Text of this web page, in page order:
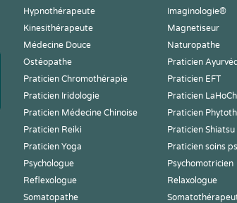
Hypnothérapeute
Imaginologie®
Kinesithérapeute
Magnetiseur
Médecine Douce
Naturopathe
Ostéopathe
Praticien
Praticien Chromothérapie
Praticien EFT
Praticien Iridologie
Praticien
Praticien Médecine Chinoise
Praticien
Praticien Reiki
Praticien Shiatsu
Praticien Yoga
Praticien soins
Psychologue
Psychomotricien
Reflexologue
Relaxologue
Somatopathe